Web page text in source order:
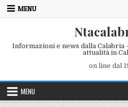
Skip to content
MENU
Informazioni e news dalla Calabria
attualità in
on line dal
MENU